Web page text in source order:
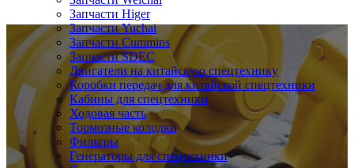
Запчасти Higer
Запчасти Yuchai
Запчасти Cummins
Запчасти SDEC
Двигатели на китайскую спецтехнику
Коробки передач для китайской спецтехники
Кабины для спецтехники
Ходовая часть
Тормозные колодки
Фильтры
Генераторы для спецтехники